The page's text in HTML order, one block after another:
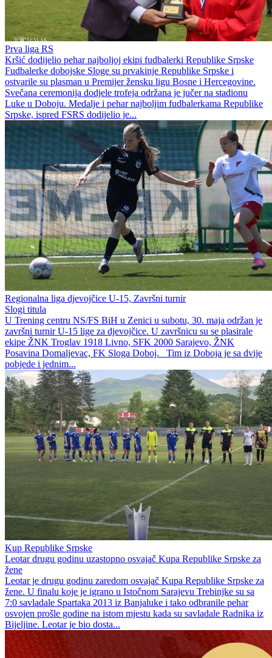
Prva liga RS
Kršić dodijelio pehar najboljoj ekipi fudbalerki Republike Srpske
Fudbalerke dobojske Sloge su prvakinje Republike Srpske i
ostvarile su plasman u Premijer žensku ligu Bosne i Hercegovine.
Svečana ceremonija dodjele trofeja održana je jučer na stadionu
Luke u Doboju. Medalje i pehar najboljim fudbalerkama Republike
Srpske, ispred FSRS dodijelio je...
Regionalna liga djevojčice U-15, Završni turnir
Slogi titula
U Trening centru NS/FS BiH u Zenici u subotu, 30. maja održan je
završni turnir U-15 lige za djevojčice. U završnicu su se plasirale
ekipe ŽNK Troglav 1918 Livno, SFK 2000 Sarajevo, ŽNK
Posavina Domaljevac, FK Sloga Doboj. Tim iz Doboja je sa dvije
pobjede i jednim...
Kup Republike Srpske
Leotar drugu godinu uzastopno osvajač Kupa Republike Srpske za
žene
Leotar je drugu godinu zaredom osvajač Kupa Republike Srpske za
žene. U finalu koje je igrano u Istočnom Sarajevu Trebinjke su sa
7:0 savladale Spartaka 2013 iz Banjaluke i tako odbranile pehar
osvojen prošle godine na istom mjestu kada su savladale Radnika iz
Bijeljine. Leotar je bio dosta...